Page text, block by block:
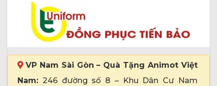
VP Nam Sài Gòn – Quà Tặng Animot Việt
Nam: 246 đường số 8 – Khu Dân Cư Nam